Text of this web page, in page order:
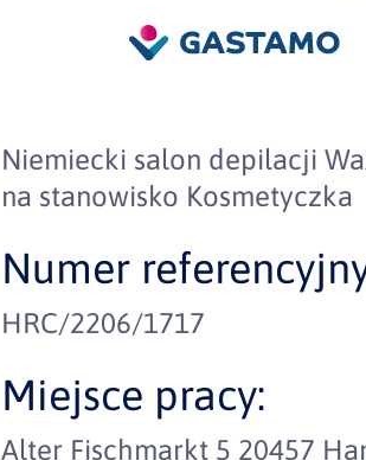
Niemiecki salon depilacji
na stanowisko Kosmetyczka
Numer
HRC/2206/1717
Miejsce pracy:
Alter Fischmarkt 5 20457